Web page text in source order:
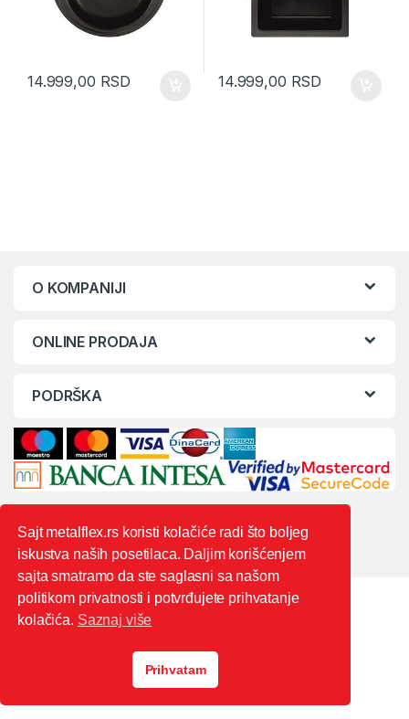
14.999,00 RSD 14.999,00 RSD
O KOMPANIJI
ONLINE PRODAJA
PODRŠKA
0603444235
Sajt metalflex.rs koristi kolačiće radi što boljeg
iskustva naših posetilaca. Daljim korišćenjem
sajta smatramo da ste saglasni sa našom
politikom privatnosti i potvrđujete prihvatanje
kolačića. Saznaj više
Prihvatam